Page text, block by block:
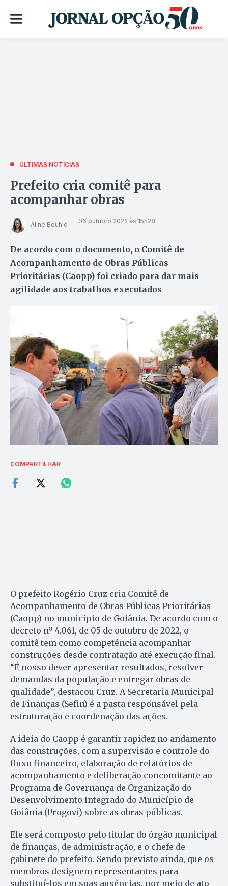
ÚLTIMAS NOTÍCIAS
Prefeito cria comitê para
acompanhar obras
Aline Bouhid 06 outubro 2022 às 15h28
De acordo com o documento, o Comitê de
Acompanhamento de Obras Públicas
Prioritárias (Caopp) foi criado para dar mais
agilidade aos trabalhos executados
COMPARTILHAR
O prefeito Rogério Cruz cria Comitê de
Acompanhamento de Obras Públicas Prioritárias
(Caopp) no município de Goiânia. De acordo com o
decreto nº 4.061, de 05 de outubro de 2022, o
comitê tem como competência acompanhar
construções desde contratação até execução final.
“É nosso dever apresentar resultados, resolver
demandas da população e entregar obras de
qualidade”, destacou Cruz. A Secretaria Municipal
de Finanças (Sefin) é a pasta responsável pela
estruturação e coordenação das ações.
A ideia do Caopp é garantir rapidez no andamento
das construções, com a supervisão e controle do
fluxo financeiro, elaboração de relatórios de
acompanhamento e deliberação concomitante ao
Programa de Governança de Organização do
Desenvolvimento Integrado do Município de
Goiânia (Progovi) sobre as obras públicas.
Ele será composto pelo titular do órgão municipal
de finanças, de administração, e o chefe de
gabinete do prefeito. Sendo previsto ainda, que os
membros designem representantes para
substituí-los em suas ausências, por meio de ato